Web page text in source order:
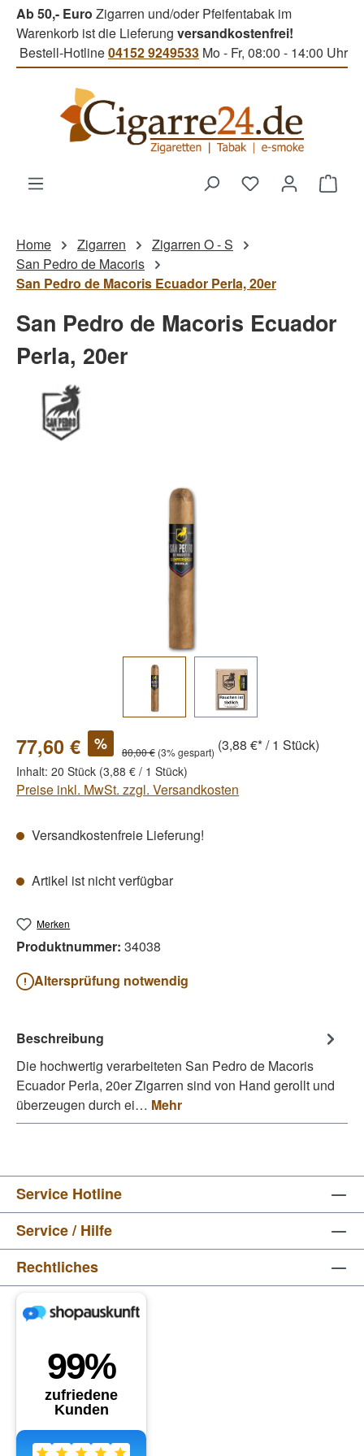
Zum Hauptinhalt springen
Ab 50,- Euro Zigarren und/oder Pfeifentabak im
Warenkorb ist die Lieferung versandkostenfrei!
Bestell-Hotline04152 9249533 Mo - Fr, 08:00 - 14:00 Uhr
Du hast 0
Home Zigarren
Zigarren O - S
San Pedro de Macoris
San Pedro de Macoris Ecuador Perla, 20er
San Pedro de Macoris Ecuador
Perla, 20er
77,60 € % 80,00 € (3% gespart) (3,88 €* / 1 Stück)
Inhalt: 20 Stück (3,88 € / 1 Stück)
Preise inkl. MwSt. zzgl. Versandkosten
Versandkostenfreie Lieferung!
Artikel ist nicht verfügbar
Merken
Produktnummer: 34038
Altersprüfung notwendig
Beschreibung
Die hochwertig verarbeiteten San Pedro de Macoris
Ecuador Perla, 20er Zigarren sind von Hand gerollt und
überzeugen durch ei… Mehr
Service Hotline
Service / Hilfe
Rechtliches